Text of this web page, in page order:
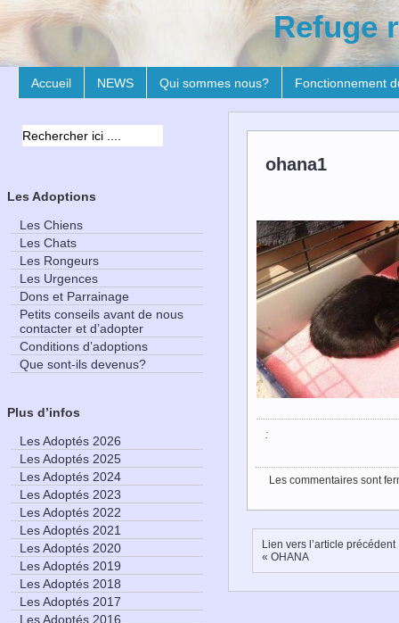
Refuge
Accueil NEWS Qui sommes nous? Fonctionnement
ohana1
:
Les commentaires sont
Lien vers l’article précédent
« OHANA
Les Adoptions
Les Chiens
Les Chats
Les Rongeurs
Les Urgences
Dons et Parrainage
Petits conseils avant de nous
contacter et d’adopter
Conditions d’adoptions
Que sont-ils devenus?
Plus d’infos
Les Adoptés 2026
Les Adoptés 2025
Les Adoptés 2024
Les Adoptés 2023
Les Adoptés 2022
Les Adoptés 2021
Les Adoptés 2020
Les Adoptés 2019
Les Adoptés 2018
Les Adoptés 2017
Les Adoptés 2016